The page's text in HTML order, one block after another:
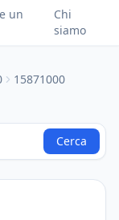
un
Chi
siamo
15871000
Cerca